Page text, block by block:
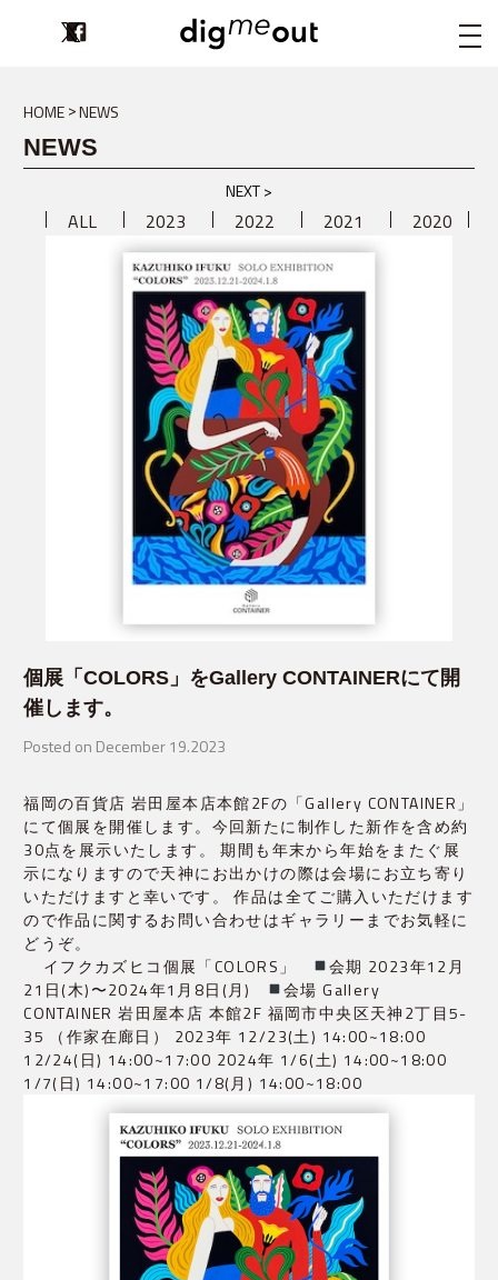
digmeout
HOME NEWS
NEWS
NEXT >
ALL 2023 2022 2021 2020
個展「COLORS」をGallery CONTAINERにて開
催します。
Posted on December 19.2023
福岡の百貨店 岩田屋本店本館2Fの「Gallery CONTAINER」
にて個展を開催します。今回新たに制作した新作を含め約
30点を展示いたします。 期間も年末から年始をまたぐ展
示になりますので天神にお出かけの際は会場にお立ち寄り
いただけますと幸いです。 作品は全てご購入いただけます
ので作品に関するお問い合わせはギャラリーまでお気軽に
どうぞ。
イフクカズヒコ個展「COLORS」
会期 2023年12月
21日(木)〜2024年1月8日(月)
会場 Gallery
CONTAINER 岩田屋本店 本館2F 福岡市中央区天神2丁目5-
35 （作家在廊日） 2023年 12/23(土) 14:00~18:00
12/24(日) 14:00~17:00 2024年 1/6(土) 14:00~18:00
1/7(日) 14:00~17:00 1/8(月) 14:00~18:00